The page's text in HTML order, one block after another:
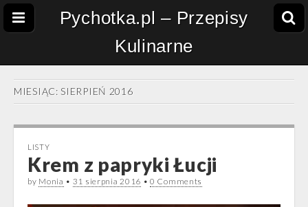
Pychotka.pl – Przepisy
Kulinarne
MIESIĄC: SIERPIEŃ 2016
LISTY
Krem z papryki Łucji
by Monia • 31 sierpnia 2016 •0 Comments